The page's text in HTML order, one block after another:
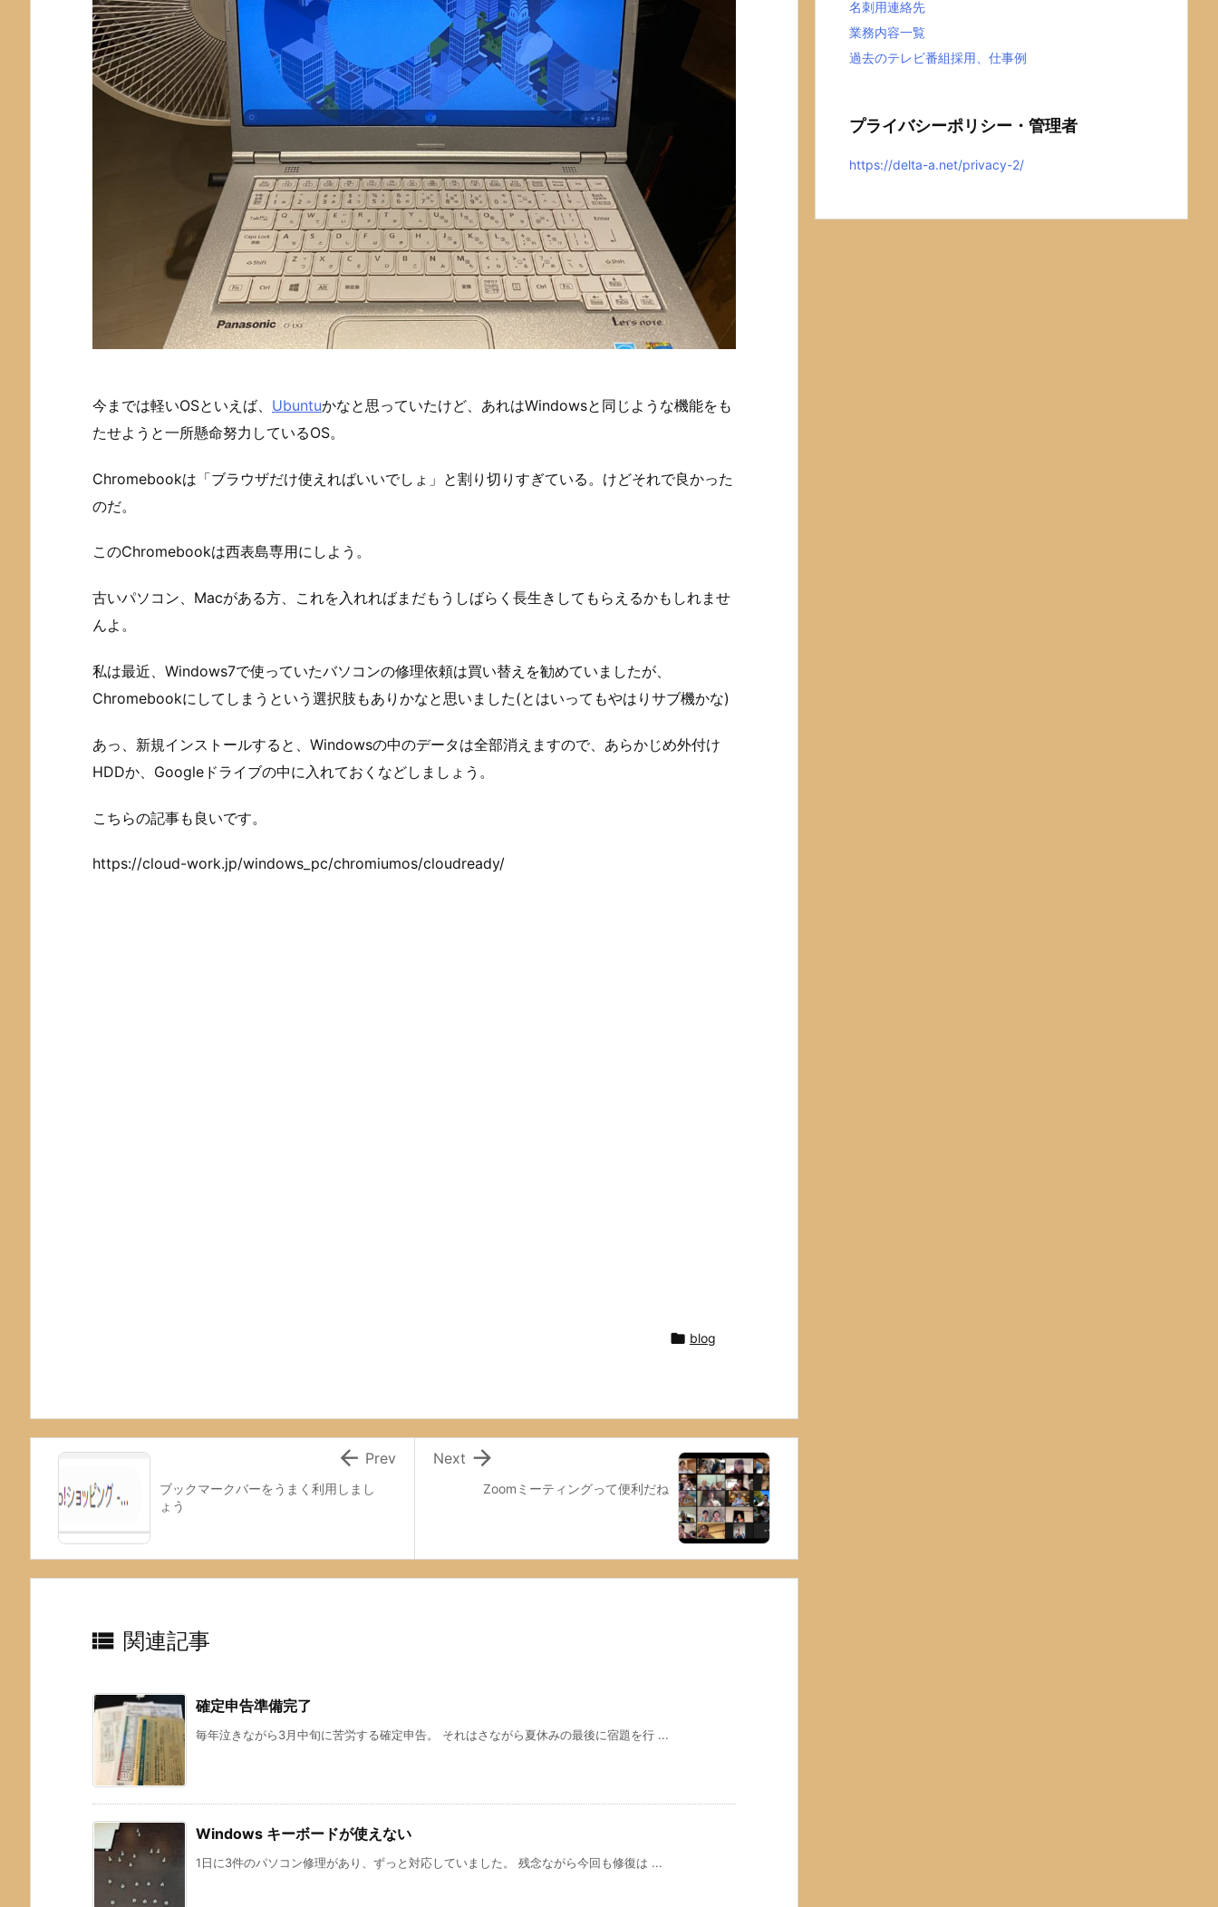
今までは軽いOSといえば、 Ubuntuかなと思っていたけど、あれはWindowsと同じような機能をも
たせようと一所懸命努力しているOS。
Chromebookは「ブラウザだけ使えればいいでしょ」と割り切りすぎている。けどそれで良かった
のだ。
このChromebookは西表島専用にしよう。
古いパソコン、Macがある方、これを入れればまだもうしばらく長生きしてもらえるかもしれませ
んよ。
私は最近、Windows7で使っていたバソコンの修理依頼は買い替えを勧めていましたが、
Chromebookにしてしまうという選択肢もありかなと思いました(とはいってもやはりサブ機かな)
あっ、新規インストールすると、Windowsの中のデータは全部消えますので、あらかじめ外付け
HDDか、Googleドライブの中に入れておくなどしましょう。
こちらの記事も良いです。
https://cloud-work.jp/windows_pc/chromiumos/cloudready/
 blog
Zoomミーティングって便利だね

Next
ブックマークバーをうまく利用しまし
ょう
 Prev
 関連記事
確定申告準備完了
毎年泣きながら3月中旬に苦労する確定申告。 それはさながら夏休みの最後に宿題を行 ...
Windows キーボードが使えない
1日に3件のパソコン修理があり、ずっと対応していました。 残念ながら今回も修復は ...
名刺用連絡先
業務内容一覧
過去のテレビ番組採用、仕事例
プライバシーポリシー・管理者
https://delta-a.net/privacy-2/